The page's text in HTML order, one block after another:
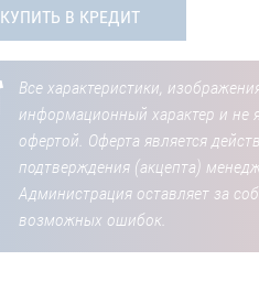
КУПИТЬ В КРЕДИТ
Все характеристики,
информационный характер и не
офертой. Оферта является
подтверждения (акцепта)
Администрация оставляет за
возможных ошибок.